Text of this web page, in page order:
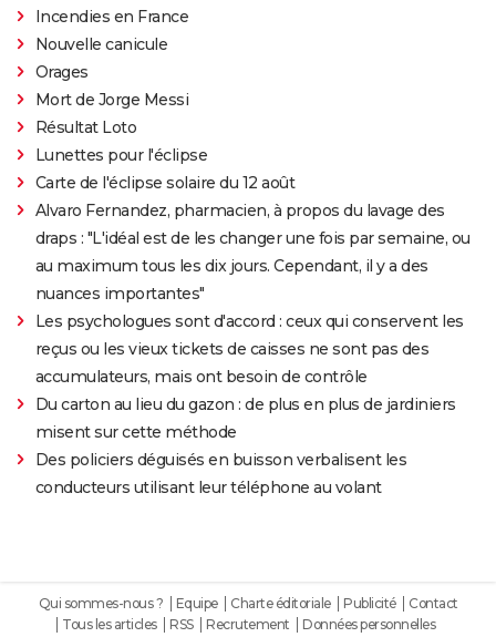
Incendies en France
Nouvelle canicule
Orages
Mort de Jorge Messi
Résultat Loto
Lunettes pour l'éclipse
Carte de l'éclipse solaire du 12 août
Alvaro Fernandez, pharmacien, à propos du lavage des
draps : "L'idéal est de les changer une fois par semaine, ou
au maximum tous les dix jours. Cependant, il y a des
nuances importantes"
Les psychologues sont d'accord : ceux qui conservent les
reçus ou les vieux tickets de caisses ne sont pas des
accumulateurs, mais ont besoin de contrôle
Du carton au lieu du gazon : de plus en plus de jardiniers
misent sur cette méthode
Des policiers déguisés en buisson verbalisent les
conducteurs utilisant leur téléphone au volant
Qui sommes-nous ? Equipe Charte éditoriale Publicité
Contact
Tous les articles
RSS Recrutement
Données personnelles